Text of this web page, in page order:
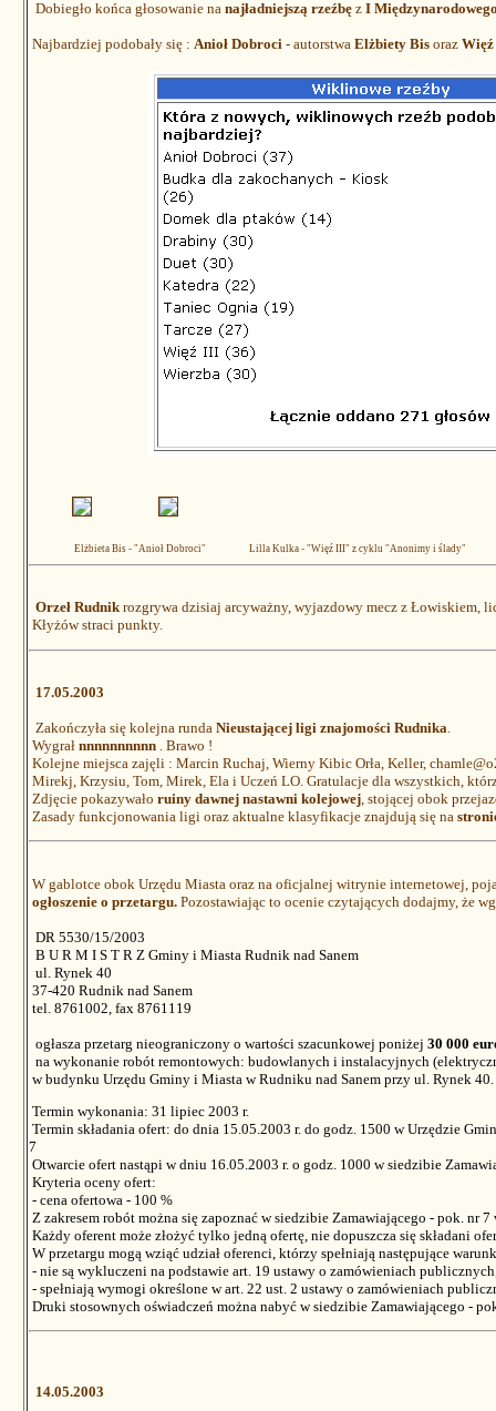
Dobiegło końca głosowanie na najładniejszą rzeźbę z I
Najbardziej podobały się : Anioł Dobroci - autorstwa Elżbiety Bis oraz
Elżbieta Bis - "Anioł Dobroci" Lilla Kulka - "Więź III" z cyklu "Anonimy i ślady"
Orzeł Rudnikrozgrywa dzisiaj arcyważny, wyjazdowy mecz z Łowiskiem,
Kłyżów straci punkty.
17.05.2003
Zakończyła się kolejna runda Nieustającej ligi znajomości Rudnika.
Wygrał nnnnnnnnnn . Brawo !
Kolejne miejsca zajęli : Marcin Ruchaj, Wierny Kibic Orła, Keller,
Mirekj, Krzysiu, Tom, Mirek, Ela i Uczeń LO. Gratulacje dla wszystkich,
Zdjęcie pokazywało ruiny dawnej nastawni kolejowej, stojącej obok
Zasady funkcjonowania ligi oraz aktualne klasyfikacje znajdują się na
W gablotce obok Urzędu Miasta oraz na oficjalnej witrynie internetowej,
ogłoszenie o przetargu. Pozostawiając to ocenie czytających dodajmy, że
DR 5530/15/2003
B U R M I S T R Z Gminy i Miasta Rudnik nad Sanem
ul. Rynek 40
37-420 Rudnik nad Sanem
tel. 8761002, fax 8761119
ogłasza przetarg nieograniczony o wartości szacunkowej poniżej 30 000
na wykonanie robót remontowych: budowlanych i instalacyjnych
w budynku Urzędu Gminy i Miasta w Rudniku nad Sanem przy ul. Rynek 40.
Termin wykonania: 31 lipiec 2003 r.
Termin składania ofert: do dnia 15.05.2003 r. do godz. 1500 w Urzędzie
7
Otwarcie ofert nastąpi w dniu 16.05.2003 r. o godz. 1000 w siedzibie
Kryteria oceny ofert:
- cena ofertowa - 100 %
Z zakresem robót można się zapoznać w siedzibie Zamawiającego - pok. nr
Każdy oferent może złożyć tylko jedną ofertę, nie dopuszcza się składani
W przetargu mogą wziąć udział oferenci, którzy spełniają następujące
- nie są wykluczeni na podstawie art. 19 ustawy o zamówieniach
- spełniają wymogi określone w art. 22 ust. 2 ustawy o zamówieniach
Druki stosownych oświadczeń można nabyć w siedzibie Zamawiającego -
14.05.2003